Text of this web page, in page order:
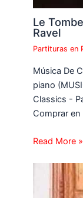
Le
Ravel
Partituras en
Música De
piano
Classics -
Comprar
Read More »